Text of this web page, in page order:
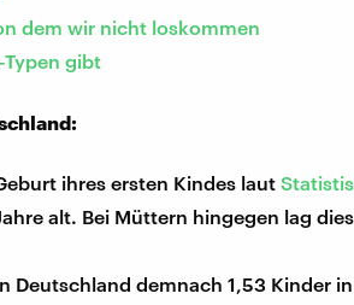
dem wir nicht loskommen
Typen gibt
ihres ersten Kindes laut
alt. Bei Müttern hingegen lag
Deutschland demnach 1,53 Kinder